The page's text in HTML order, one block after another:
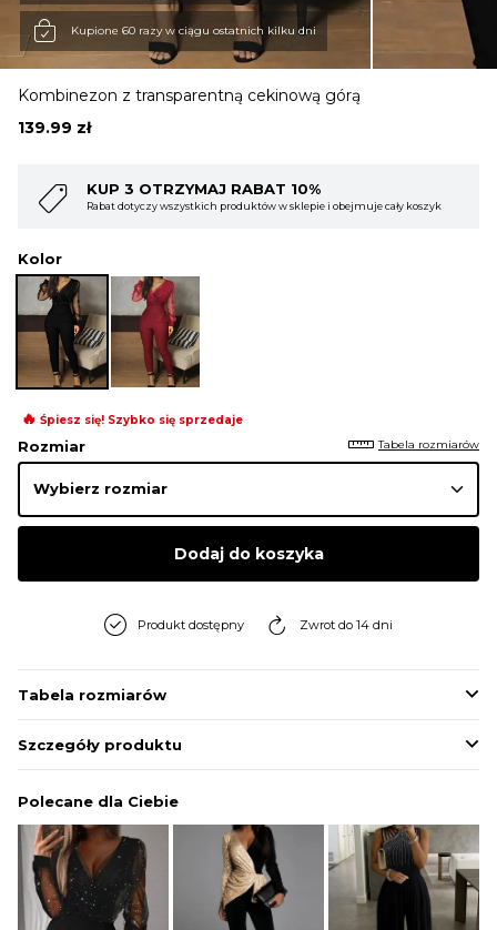
SWETRY
OKRYCIA WIERZCHNIE
Kupione 60 razy w ciągu ostatnich kilku dni
Kombinezon z transparentną cekinową górą
139.99 zł
10%
w sklepie i obejmuje cały koszyk
KUP 4 OTRZYMAJ RABAT
Rabat dotyczy wszystkich produktów w
Kolor
🔥 Śpiesz się! Szybko się sprzedaje
Rozmiar Tabela rozmiarów
Dodaj do koszyka
Produkt dostępny Zwrot do 14 dni
Tabela rozmiarów
Szczegóły produktu
Polecane dla Ciebie